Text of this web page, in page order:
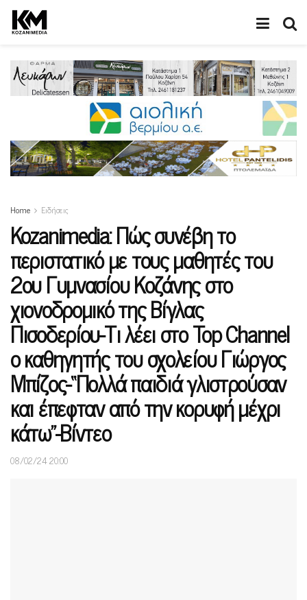
Home Ειδήσεις
Kozanimedia: Πώς συνέβη το
περιστατικό με τους μαθητές του
2ου Γυμνασίου Κοζάνης στο
χιονοδρομικό της Βίγλας
Πισοδερίου-Τι λέει στο Top Channel
ο καθηγητής του σχολείου Γιώργος
Μπίζος-“Πολλά παιδιά γλιστρούσαν
και έπεφταν από την κορυφή μέχρι
κάτω”-Βίντεο
08/02/24 20:00